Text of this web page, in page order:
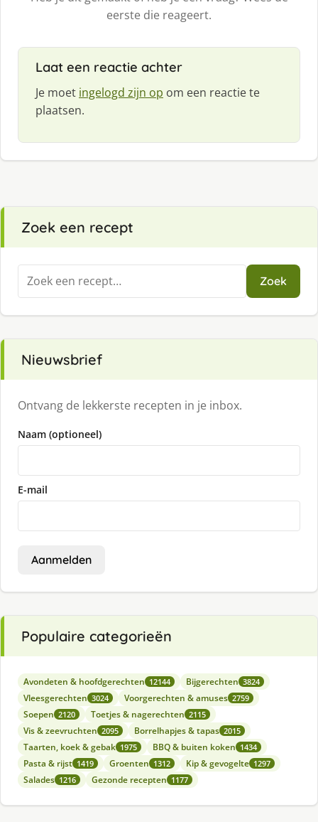
eerste die reageert.
Laat een reactie achter
Je moet ingelogd zijn op om een reactie te
plaatsen.
Zoek een recept
Zoeken
naar:
Zoek
Nieuwsbrief
Ontvang de lekkerste recepten in je inbox.
Naam (optioneel)
E-mail
Aanmelden
Populaire categorieën
Avondeten & hoofdgerechten 12144 Bijgerechten 3824
Vleesgerechten 3024 Voorgerechten & amuses 2759
Soepen 2120 Toetjes & nagerechten 2115
Vis & zeevruchten 2095 Borrelhapjes & tapas 2015
Taarten, koek & gebak 1975 BBQ & buiten koken 1434
Pasta & rijst 1419 Groenten 1312 Kip & gevogelte 1297
Salades 1216 Gezonde recepten 1177